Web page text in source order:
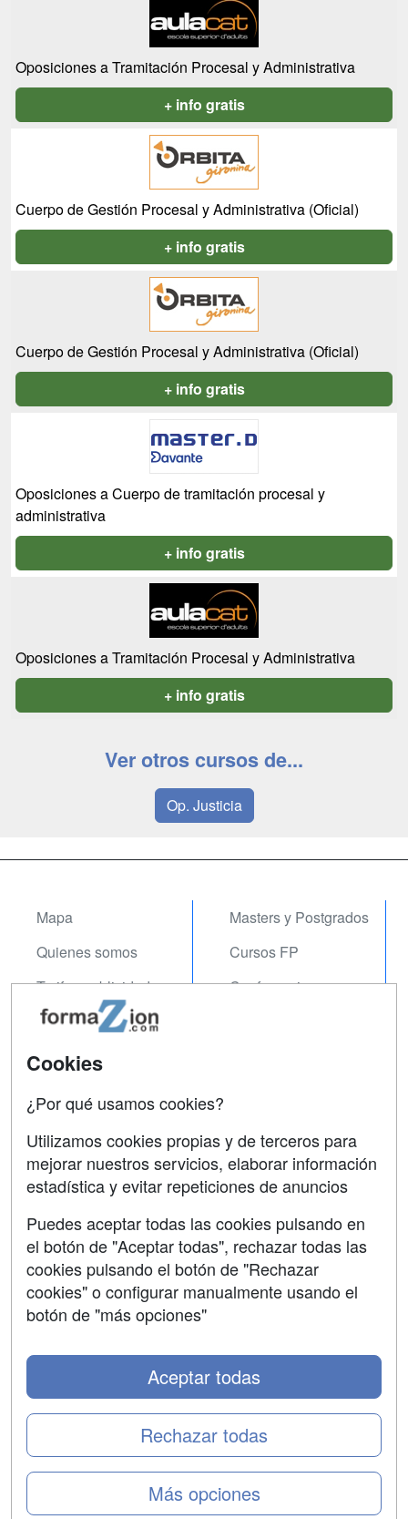
Oposiciones a Tramitación Procesal y Administrativa
+ info gratis
Cuerpo de Gestión Procesal y Administrativa (Oficial)
+ info gratis
Cuerpo de Gestión Procesal y Administrativa (Oficial)
+ info gratis
Oposiciones a Cuerpo de tramitación procesal y
administrativa
+ info gratis
Oposiciones a Tramitación Procesal y Administrativa
+ info gratis
Ver otros cursos de...
Op. Justicia
Mapa
Quienes somos
Tarifas publicidad
Acceso Usuarios
Acceso Centros
Masters y Postgrados
Cursos FP
Conferencias
Contactar
Confidencialidad
Aviso legal
Copyleft
Cookies
¿Por qué usamos cookies?
Utilizamos cookies propias y de terceros para
mejorar nuestros servicios, elaborar información
estadística y evitar repeticiones de anuncios
Puedes aceptar todas las cookies pulsando en
el botón de "Aceptar todas", rechazar todas las
cookies pulsando el botón de "Rechazar
cookies" o configurar manualmente usando el
botón de "más opciones"
Más opciones
Rechazar todas
Aceptar todas